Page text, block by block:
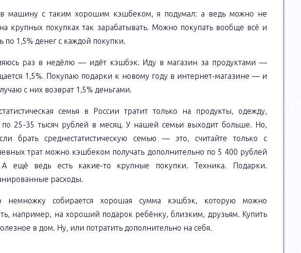
машину с таким хорошим кэшбеком, я подумал: а ведь можно не
крупных покупках так зарабатывать. Можно покупать вообще всё и
по 1,5% денег с каждой покупки.
раз в недёлю — идёт кэшбэк. Иду в магазин за продуктами —
1,5%. Покупаю подарки к новому году в интернет-магазине — и
с них возврат 1,5% деньгами.
семья в России тратит только на продукты, одежду,
25-35 тысяч рублей в месяц. У нашей семьи выходит больше. Но,
брать среднестатистическую семью — это, считайте только с
трат можно кэшбеком получать дополнительно по 5 400 рублей
ещё ведь есть какие-то крупные покупки. Техника. Подарки.
расходы.
немножку собирается хорошая сумма кэшбэк, которую можно
например, на хороший подарок ребёнку, близким, друзьям. Купить
в дом. Ну, или потратить дополнительно на себя.